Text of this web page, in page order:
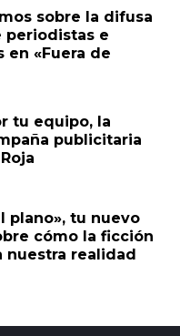
sobre la difusa
periodistas e
en «Fuera de
tu equipo, la
publicitaria
plano», tu nuevo
cómo la ficción
nuestra realidad